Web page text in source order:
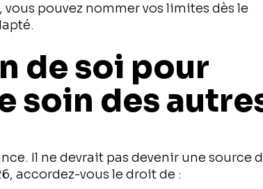
pouvez nommer vos limites dès le
de soi pour
soin des
Il ne devrait pas devenir une source
accordez-vous le droit de :